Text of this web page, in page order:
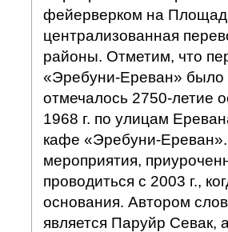
фейерверком на
централизованная
районы. Отметим, что
«Эребуни-Ереван» было
отмечалось 2750-летие
1968 г. по улицам
кафе «Эребуни-
мероприятия,
проводиться с 2003 г.,
основания. Автором
является Паруйр Севак,